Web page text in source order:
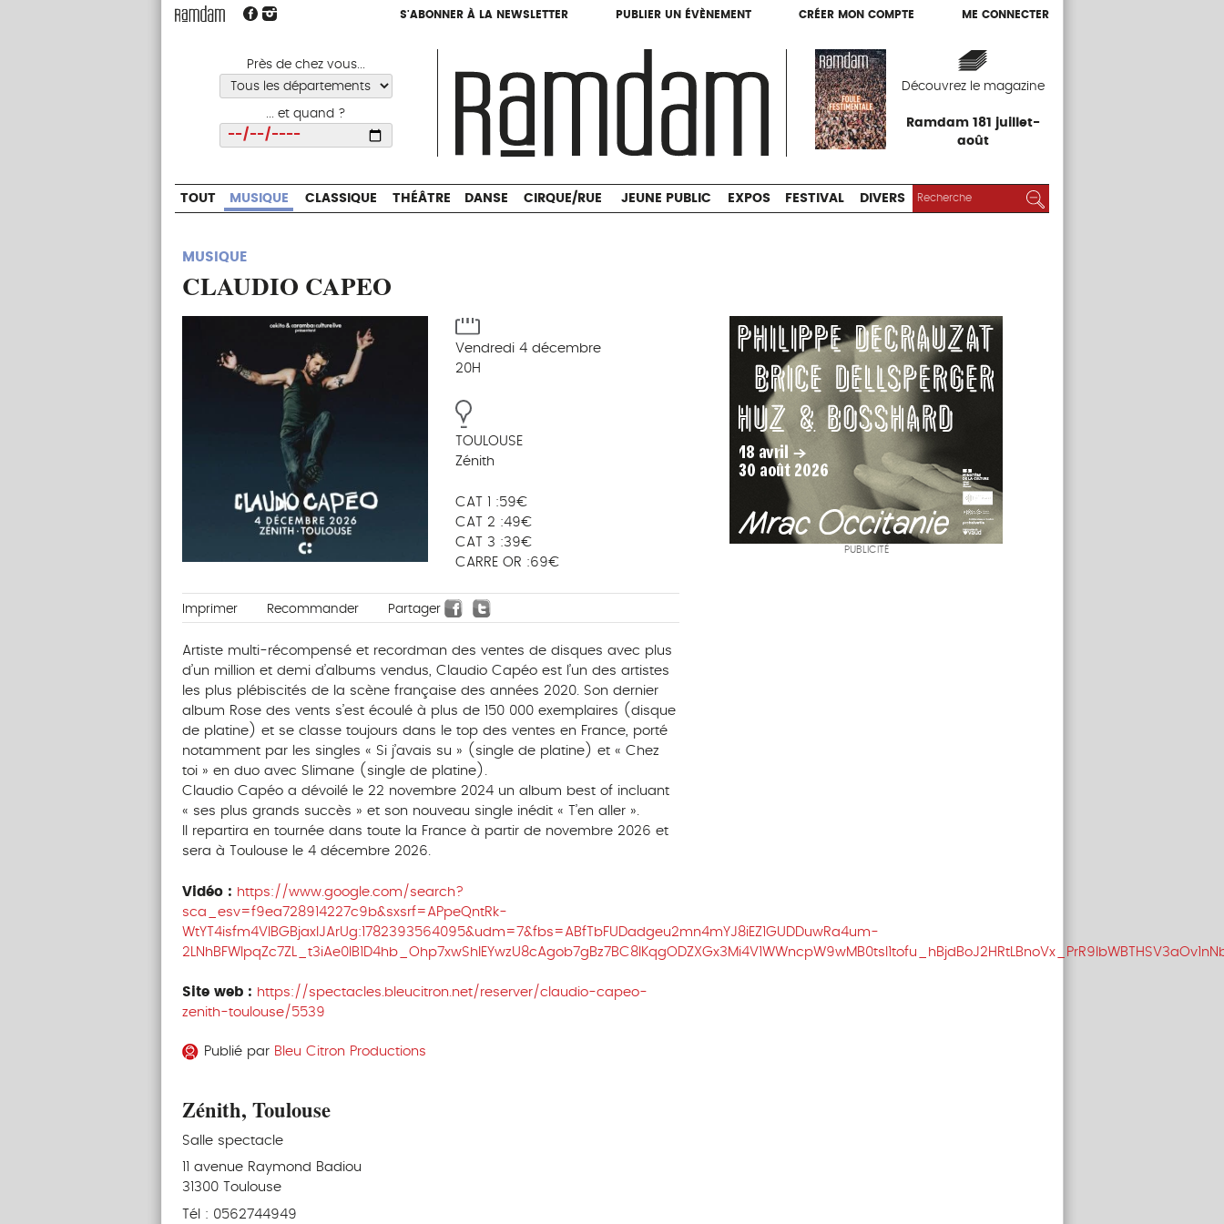
S'ABONNER À LA NEWSLETTER PUBLIER UN ÉVÈNEMENT CRÉER MON COMPTE ME CONNECTER
Près de chez vous...
... et quand ?
Découvrez le magazine
Ramdam 181 juillet-
août
S'ABONNER À LA NEWSLETTER PUBLIER UN ÉVÈNEMENT CRÉER MON COMPTE ME CONNECTER
CIRQUE/RUE JEUNE PUBLIC EXPOS
TOUT MUSIQUE CLASSIQUE THÉÂTRE DANSE CIRQUE/RUE JEUNE PUBLIC EXPOS FESTIVAL DIVERS RECHERCHER :
MUSIQUE
CLAUDIO CAPEO
Vendredi 4 décembre
20H
TOULOUSE
Zénith
CAT 1 :59€
CAT 2 :49€
CAT 3 :39€
CARRE OR :69€
Imprimer Recommander Partager
Artiste multi-récompensé et recordman des ventes de disques avec plus
d’un million et demi d’albums vendus, Claudio Capéo est l’un des artistes
les plus plébiscités de la scène française des années 2020. Son dernier
album Rose des vents s’est écoulé à plus de 150 000 exemplaires (disque
de platine) et se classe toujours dans le top des ventes en France, porté
notamment par les singles « Si j’avais su » (single de platine) et « Chez
toi » en duo avec Slimane (single de platine).
Claudio Capéo a dévoilé le 22 novembre 2024 un album best of incluant
« ses plus grands succès » et son nouveau single inédit « T’en aller ».
Il repartira en tournée dans toute la France à partir de novembre 2026 et
sera à Toulouse le 4 décembre 2026.
Vidéo : https://www.google.com/search?
sca_esv=f9ea728914227c9b&sxsrf=APpeQntRk-
WtYT4isfm4VIBGBjaxlJArUg:1782393564095&udm=7&fbs=ABfTbFUDadgeu2mn4mYJ8iEZ1GUDDuwRa4um-
Site web : https://spectacles.bleucitron.net/reserver/claudio-capeo-
zenith-toulouse/5539
Publié par Bleu Citron Productions
Zénith, Toulouse
Salle spectacle
11 avenue Raymond Badiou
31300 Toulouse
Tél : 0562744949
PUBLICITÉ